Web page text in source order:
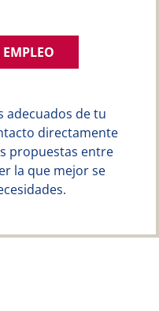
adecuados de tu
directamente
propuestas entre
la que mejor se